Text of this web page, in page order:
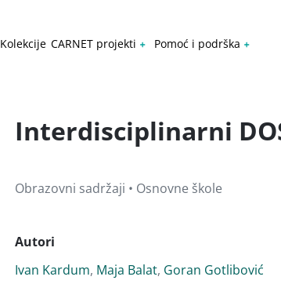
Kolekcije CARNET projekti Pomoć i podrška
Interdisciplinarni
Obrazovni sadržaji • Osnovne škole
Autori
Ivan Kardum, Maja Balat, Goran Gotlibović